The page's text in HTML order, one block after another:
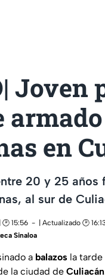
Joven
en
20 y 25
al sur de
15:56
| Actualizado 🕑
Sinaloa
a balazos la tarde
la ciudad de Culiacán